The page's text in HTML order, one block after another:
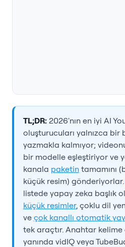
TL;DR:2026'nın en iyi AI
oluşturucuları yalnızca bir
yazmakla kalmıyor;
bir modelle eşleştiriyor ve
kanala paketintamamını
küçük resim) gönderiyorlar.
listede yapay zeka başlık
küçük resimler, çoklu dil
ve çok kanallı otomatik
tek araçtır. Anahtar kelime
yanında vidIQ veya